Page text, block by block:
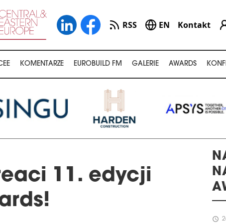
RSS EN Kontakt
KOMENTARZE EUROBUILD FM GALERIE AWARDS
11. edycji
schedule